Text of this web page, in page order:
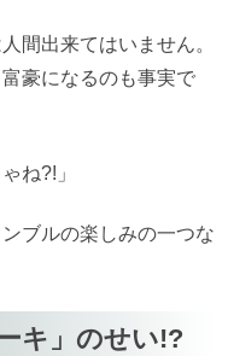
間出来てはいません。
豪になるのも事実で
ね?!」
ブルの楽しみの一つな
キ」のせい!?